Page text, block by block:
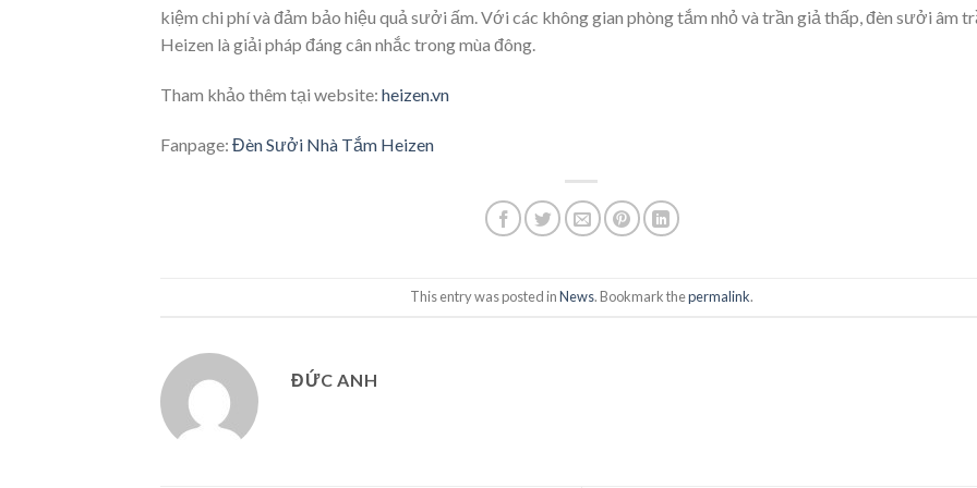
kiệm chi phí và đảm bảo hiệu quả sưởi ấm. Với các không gian phòng tắm nhỏ và trần giả thấp, đèn sưởi âm
Heizen là giải pháp đáng cân nhắc trong mùa đông.
Tham khảo thêm tại website: heizen.vn
Fanpage: Đèn Sưởi Nhà Tắm Heizen
This entry was posted inNews. Bookmark thepermalink.
ĐỨC ANH